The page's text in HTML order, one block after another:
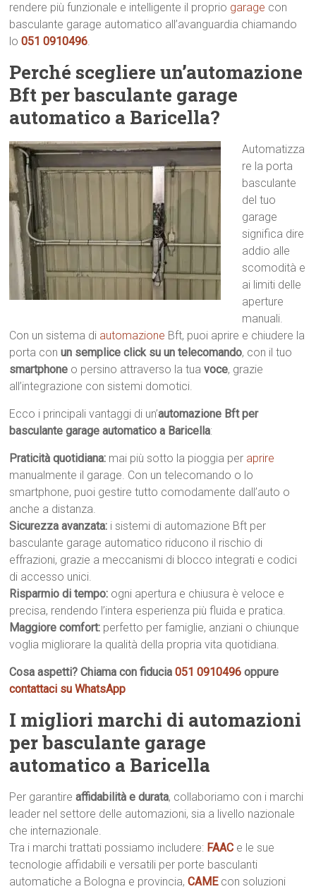
rendere più funzionale e intelligente il proprio garage con
basculante garage automatico all’avanguardia chiamando
lo051 0910496.
Perché scegliere un’automazione
Bft per basculante garage
automatico a Baricella?
Automatizza
re la porta
basculante
del tuo
garage
significa dire
addio alle
scomodità e
ai limiti delle
aperture
manuali.
Con un sistema di automazione Bft, puoi aprire e chiudere la
porta conun semplice click su un telecomando, con il tuo
smartphone o persino attraverso la tuavoce, grazie
all’integrazione con sistemi domotici.
Ecco i principali vantaggi di un’automazione Bft per
basculante garage automatico a Baricella:
Praticità quotidiana: mai più sotto la pioggia per aprire
manualmente il garage. Con un telecomando o lo
smartphone, puoi gestire tutto comodamente dall’auto o
anche a distanza.
Sicurezza avanzata: i sistemi di automazione Bft per
basculante garage automatico riducono il rischio di
effrazioni, grazie a meccanismi di blocco integrati e codici
di accesso unici.
Risparmio di tempo: ogni apertura e chiusura è veloce e
precisa, rendendo l’intera esperienza più fluida e pratica.
Maggiore comfort: perfetto per famiglie, anziani o chiunque
voglia migliorare la qualità della propria vita quotidiana.
Cosa aspetti? Chiama con fiducia051 0910496 oppure
contattaci su WhatsApp
I migliori marchi di automazioni
per basculante garage
automatico a Baricella
Per garantireaffidabilità e durata, collaboriamo con i marchi
leader nel settore delle automazioni, sia a livello nazionale
che internazionale.
Tra i marchi trattati possiamo includere: FAAC e le sue
tecnologie affidabili e versatili per porte basculanti
automatiche a Bologna e provincia,CAME con soluzioni